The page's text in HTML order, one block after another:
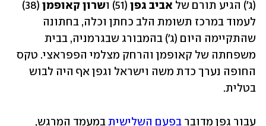
(ג') הגיע תורם של אביב גפן (51) ו שרון קאופמן
בטלית.
עבור גפן מדובר בפעם השלישית